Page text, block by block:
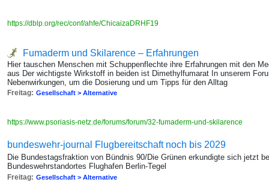
https://dblp.org/rec/conf/ahfe/ChicaizaDRHF19
Fumaderm und Skilarence – Erfahrungen
Hier tauschen Menschen mit Schuppenflechte ihre Erfahrungen mit den
aus Der wichtigste Wirkstoff in beiden ist Dimethylfumarat In unserem
Nebenwirkungen, um die Dosierung und um Tipps für den Alltag
Freitag: Gesellschaft > Alternative
https://www.psoriasis-netz.de/forums/forum/32-fumaderm-und-skilarence
bundeswehr-journal Flugbereitschaft noch bis 2029
Die Bundestagsfraktion von Bündnis 90/Die Grünen erkundigte sich jetzt
Bundeswehrstandortes Flughafen Berlin-Tegel
Freitag: Gesellschaft > Alternative